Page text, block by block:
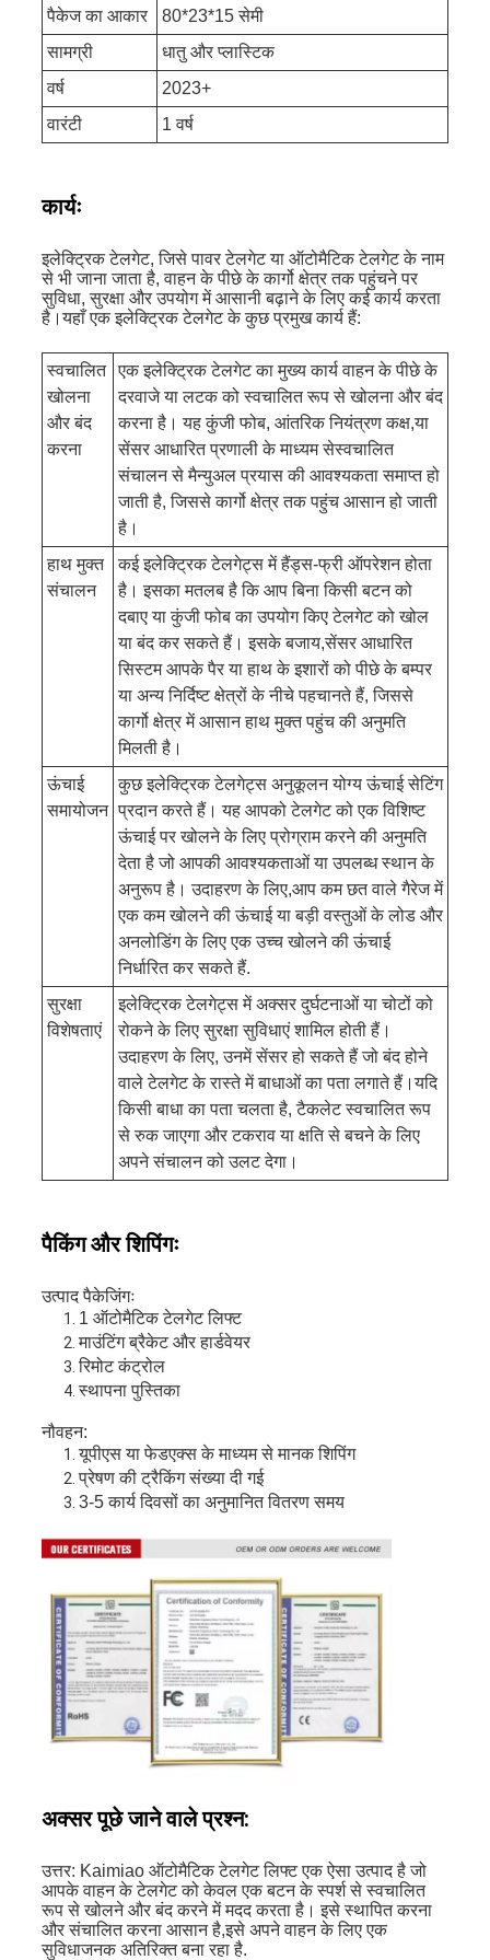
पैकेज का आकार
80*23*15 सेमी
सामग्री
धातु और प्लास्टिक
वर्ष
2023+
वारंटी
1 वर्ष
कार्यः
इलेक्ट्रिक टेलगेट, जिसे पावर टेलगेट या ऑटोमैटिक टेलगेट के नाम
से भी जाना जाता है, वाहन के पीछे के कार्गो क्षेत्र तक पहुंचने पर
सुविधा, सुरक्षा और उपयोग में आसानी बढ़ाने के लिए कई कार्य करता
है।यहाँ एक इलेक्ट्रिक टेलगेट के कुछ प्रमुख कार्य हैं:
स्वचालित
खोलना
और बंद
करना
एक इलेक्ट्रिक टेलगेट का मुख्य कार्य वाहन के पीछे के
दरवाजे या लटक को स्वचालित रूप से खोलना और बंद
करना है। यह कुंजी फोब, आंतरिक नियंत्रण कक्ष,या
सेंसर आधारित प्रणाली के माध्यम सेस्वचालित
संचालन से मैन्युअल प्रयास की आवश्यकता समाप्त हो
जाती है, जिससे कार्गो क्षेत्र तक पहुंच आसान हो जाती
है।
हाथ मुक्त
संचालन
कई इलेक्ट्रिक टेलगेट्स में हैंड्स-फ्री ऑपरेशन होता
है। इसका मतलब है कि आप बिना किसी बटन को
दबाए या कुंजी फोब का उपयोग किए टेलगेट को खोल
या बंद कर सकते हैं। इसके बजाय,सेंसर आधारित
सिस्टम आपके पैर या हाथ के इशारों को पीछे के बम्पर
या अन्य निर्दिष्ट क्षेत्रों के नीचे पहचानते हैं, जिससे
कार्गो क्षेत्र में आसान हाथ मुक्त पहुंच की अनुमति
मिलती है।
ऊंचाई
समायोजन
कुछ इलेक्ट्रिक टेलगेट्स अनुकूलन योग्य ऊंचाई सेटिंग
प्रदान करते हैं। यह आपको टेलगेट को एक विशिष्ट
ऊंचाई पर खोलने के लिए प्रोग्राम करने की अनुमति
देता है जो आपकी आवश्यकताओं या उपलब्ध स्थान के
अनुरूप है। उदाहरण के लिए,आप कम छत वाले गैरेज में
एक कम खोलने की ऊंचाई या बड़ी वस्तुओं के लोड और
अनलोडिंग के लिए एक उच्च खोलने की ऊंचाई
निर्धारित कर सकते हैं.
सुरक्षा
विशेषताएं
इलेक्ट्रिक टेलगेट्स में अक्सर दुर्घटनाओं या चोटों को
रोकने के लिए सुरक्षा सुविधाएं शामिल होती हैं।
उदाहरण के लिए, उनमें सेंसर हो सकते हैं जो बंद होने
वाले टेलगेट के रास्ते में बाधाओं का पता लगाते हैं।यदि
किसी बाधा का पता चलता है, टैकलेट स्वचालित रूप
से रुक जाएगा और टकराव या क्षति से बचने के लिए
अपने संचालन को उलट देगा।
पैकिंग और शिपिंगः
उत्पाद पैकेजिंगः
1 ऑटोमैटिक टेलगेट लिफ्ट
माउंटिंग ब्रैकेट और हार्डवेयर
रिमोट कंट्रोल
स्थापना पुस्तिका
नौवहन:
यूपीएस या फेडएक्स के माध्यम से मानक शिपिंग
प्रेषण की ट्रैकिंग संख्या दी गई
3-5 कार्य दिवसों का अनुमानित वितरण समय
अक्सर पूछे जाने वाले प्रश्न:
उत्तर: Kaimiao ऑटोमैटिक टेलगेट लिफ्ट एक ऐसा उत्पाद है जो
आपके वाहन के टेलगेट को केवल एक बटन के स्पर्श से स्वचालित
रूप से खोलने और बंद करने में मदद करता है। इसे स्थापित करना
और संचालित करना आसान है,इसे अपने वाहन के लिए एक
सुविधाजनक अतिरिक्त बना रहा है.